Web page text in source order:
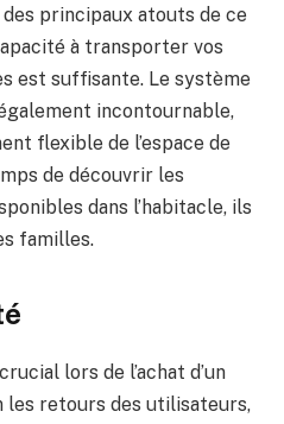
des principaux atouts de ce
à transporter vos
est suffisante. Le système
incontournable,
flexible de l’espace de
de découvrir les
dans l’habitacle, ils
familles.
lors de l’achat d’un
les retours des utilisateurs,